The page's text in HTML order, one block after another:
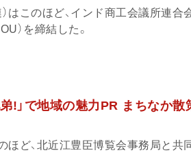
はこのほど、インド商工会議所連合
）を締結した。
!」で地域の魅力PR まちなか散
ほど、北近江豊臣博覧会事務局と共